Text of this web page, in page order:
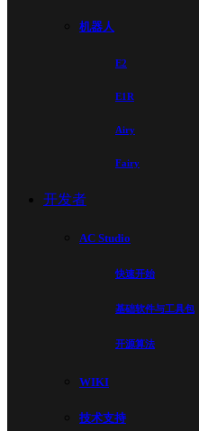
机器人
E2
E1R
Airy
Fairy
开发者
AC Studio
快速开始
基础软件与工具包
开源算法
WIKI
技术支持